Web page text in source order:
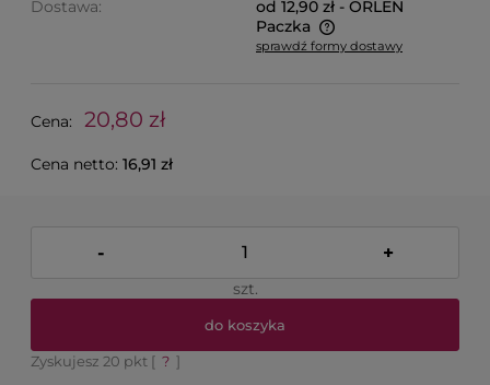
Dostawa:
od 12,90 zł - ORLEN
Paczka
Cena nie zawiera ewentualnych kosztów płatności
sprawdź formy dostawy
Cena: 20,80 zł
Cena netto: 16,91 zł
- +
szt.
do koszyka
Zyskujesz 20 pkt [ ? ]